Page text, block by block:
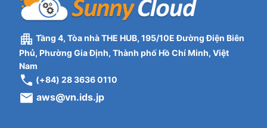
Tầng 4, Tòa nhà THE HUB, 195/10E Đường Điện Biên
Phủ, Phường Gia Định, Thành phố Hồ Chí Minh, Việt
Nam
(+84) 28 3636 0110
aws@vn.ids.jp